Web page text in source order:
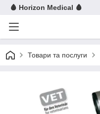
🩸 Horizon Medical 🩸
Товари та послуги